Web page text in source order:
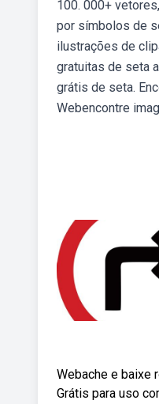
100. 000+
por símbolos de
ilustrações de
gratuitas de seta
grátis de seta.
Webencontre
Webache e baixe
Grátis para uso